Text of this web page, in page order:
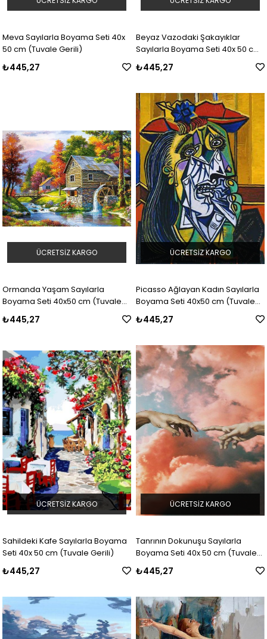
Meva Sayılarla Boyama Seti 40x
50 cm (Tuvale Gerili)
₺445,27
Beyaz Vazodaki Şakayıklar
Sayılarla Boyama Seti 40x 50 cm
(Tuvale Gerili)
₺445,27
Ormanda Yaşam Sayılarla
Boyama Seti 40x50 cm (Tuvale
₺445,27
ÜCRETSIZ KARGO
Picasso Ağlayan Kadın Sayılarla
Boyama Seti 40x50 cm (Tuvale
₺445,27
ÜCRETSIZ KARGO
Sahildeki Kafe Sayılarla Boyama
Seti 40x 50 cm (Tuvale Gerili)
₺445,27
ÜCRETSIZ KARGO
Tanrının Dokunuşu Sayılarla
Boyama Seti 40x 50 cm (Tuvale
Gerili)
₺445,27
ÜCRETSIZ KARGO